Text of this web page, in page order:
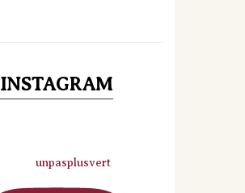
INSTAGRAM
unpasplusvert